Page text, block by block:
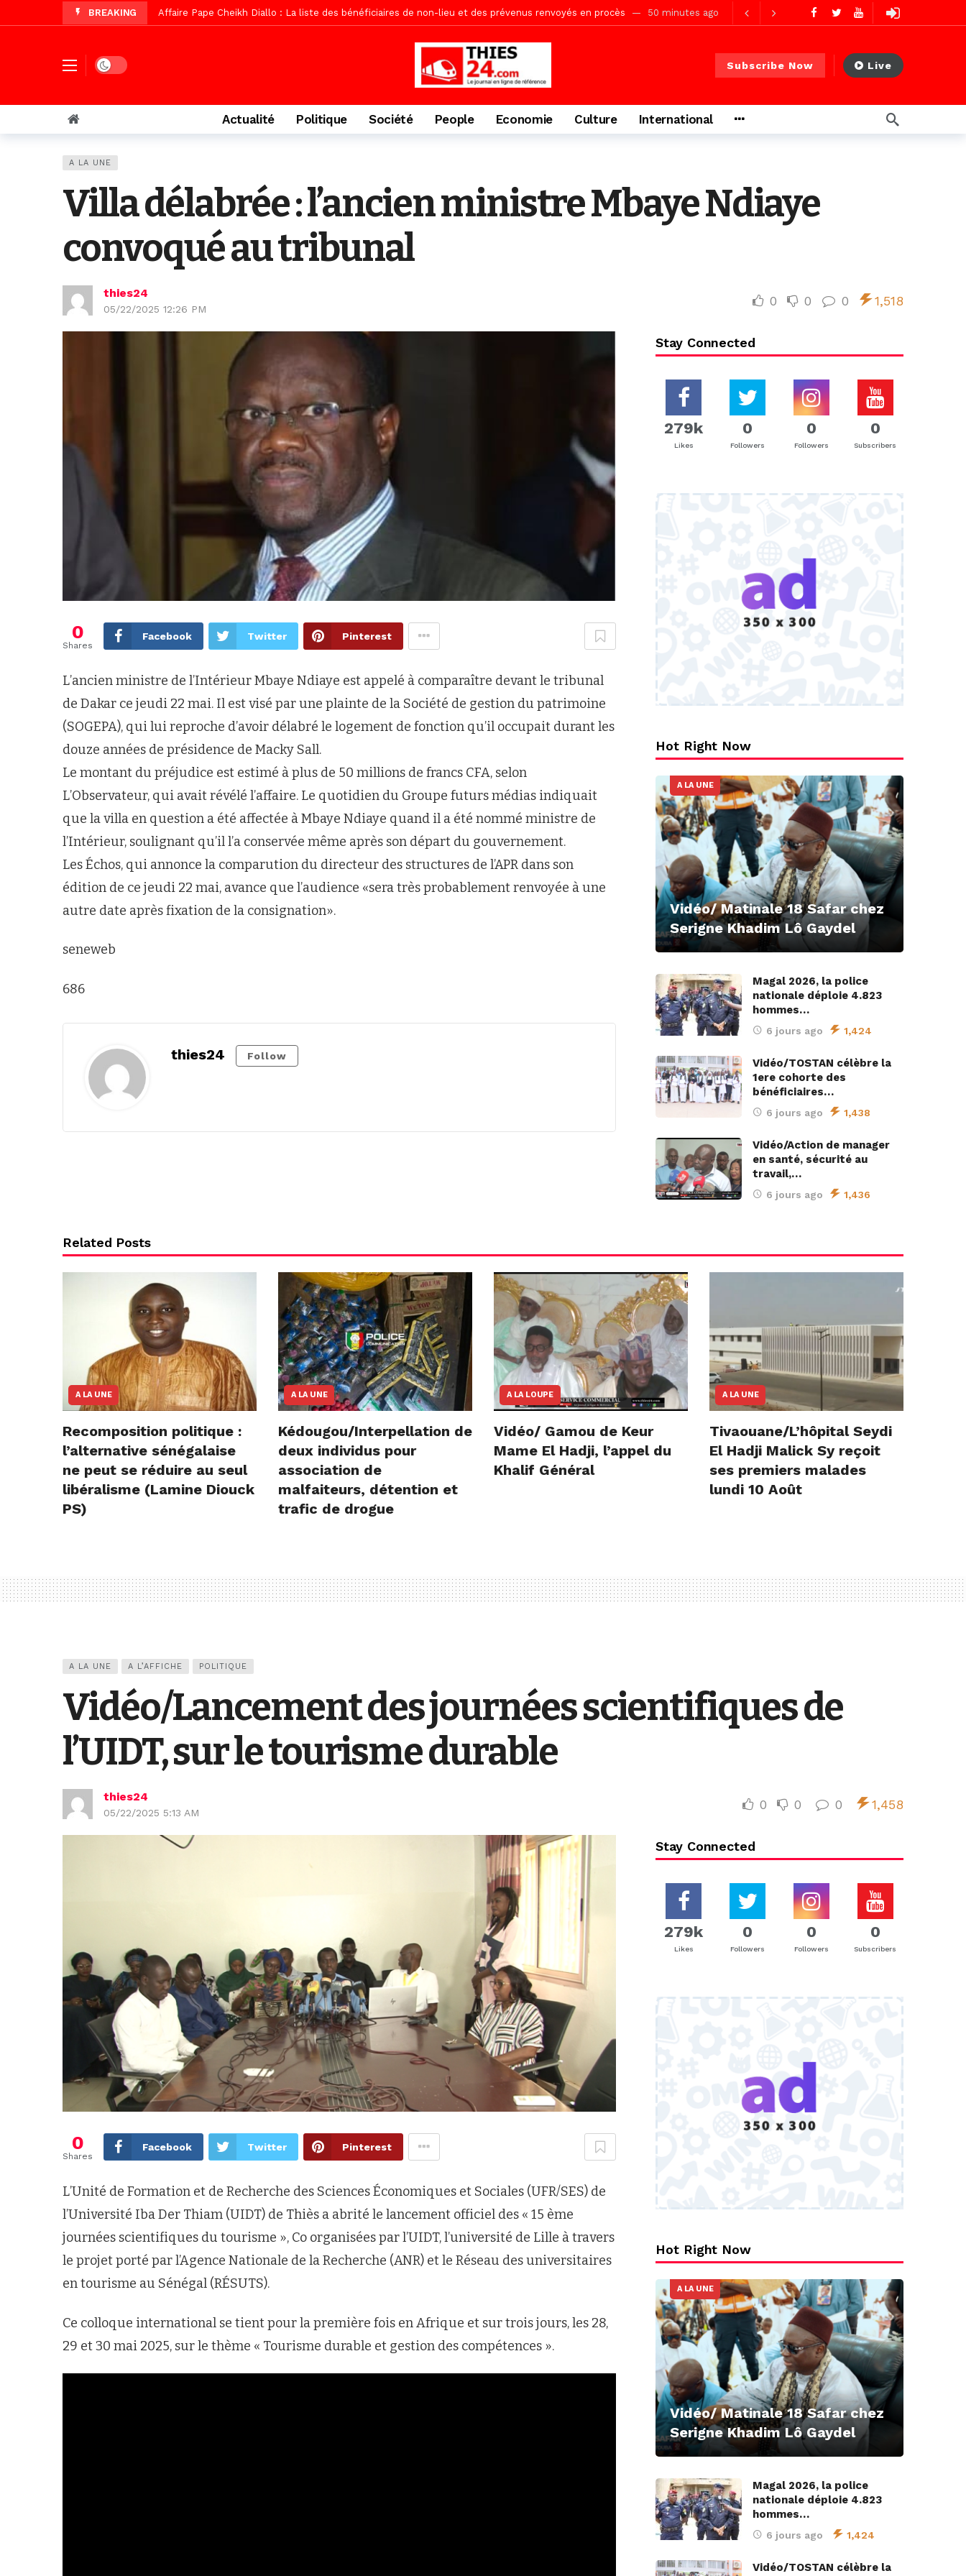
BREAKING Affaire Pape Cheikh Diallo : La liste des bénéficiaires de non-lieu et des prévenus renvoyés en procès 50 minutes ago
Vidéo/ L’arrivée spectaculaire à la gare de Thiès, du dernier train en provenance de Touba
Vidéo/ Grand Thiès en deuil, Cheikh Ndiaye l’initiateur du kurel 18 Safar a péri dans un accident
Vidéo/Gamou Bakhdad chez Boroom Ndaam, sécurité, eau, au coeur des priorités 1 jour ago
Vidéo/Magal Serigne Abdoulaye Yakhine, le Comité d’organisation dévoile ses priorités 1 jour ago
Vidéo/Une première, lancement de vacances agricoles au Lycée Malick Sy de Thiès 33 minutes ago
Dark mode Subscribe Now Live
Actualité Politique Société People Economie Culture International
A LA UNE
Villa délabrée : l’ancien ministre Mbaye Ndiaye
convoqué au tribunal
thies24
05/22/2025 12:26 PM
0 0 0 1,518
0
Shares
Facebook Twitter Pinterest
L’ancien ministre de l’Intérieur Mbaye Ndiaye est appelé à comparaître devant le tribunal
de Dakar ce jeudi 22 mai. Il est visé par une plainte de la Société de gestion du patrimoine
(SOGEPA), qui lui reproche d’avoir délabré le logement de fonction qu’il occupait durant les
douze années de présidence de Macky Sall.
Le montant du préjudice est estimé à plus de 50 millions de francs CFA, selon
L’Observateur, qui avait révélé l’affaire. Le quotidien du Groupe futurs médias indiquait
que la villa en question a été affectée à Mbaye Ndiaye quand il a été nommé ministre de
l’Intérieur, soulignant qu’il l’a conservée même après son départ du gouvernement.
Les Échos, qui annonce la comparution du directeur des structures de l’APR dans son
édition de ce jeudi 22 mai, avance que l’audience «sera très probablement renvoyée à une
autre date après fixation de la consignation».
seneweb
686
thies24 Follow
Stay Connected
279k
Likes
0
Followers
0
Followers
0
Subscribers
Hot Right Now
A LA UNE
Vidéo/ Matinale 18 Safar chez
Serigne Khadim Lô Gaydel
Magal 2026, la police
nationale déploie 4.823
hommes…
6 jours ago 1,424
Vidéo/TOSTAN célèbre la
1ere cohorte des
bénéficiaires…
6 jours ago 1,438
Vidéo/Action de manager
en santé, sécurité au
travail,…
6 jours ago 1,436
Related Posts
A LA UNE
Recomposition politique :
l’alternative sénégalaise
ne peut se réduire au seul
libéralisme (Lamine Diouck
PS)
A LA UNE
Kédougou/Interpellation de
deux individus pour
association de
malfaiteurs, détention et
trafic de drogue
A LA LOUPE
Vidéo/ Gamou de Keur
Mame El Hadji, l’appel du
Khalif Général
A LA UNE
Tivaouane/L’hôpital Seydi
El Hadji Malick Sy reçoit
ses premiers malades
lundi 10 Août
A LA UNE A L’AFFICHE POLITIQUE
Vidéo/Lancement des journées scientifiques de
l’UIDT, sur le tourisme durable
thies24
05/22/2025 5:13 AM
0 0 0 1,458
0
Shares
Facebook Twitter Pinterest
L’Unité de Formation et de Recherche des Sciences Économiques et Sociales (UFR/SES) de
l’Université Iba Der Thiam (UIDT) de Thiès a abrité le lancement officiel des « 15 ème
journées scientifiques du tourisme », Co organisées par l’UIDT, l’université de Lille à travers
le projet porté par l’Agence Nationale de la Recherche (ANR) et le Réseau des universitaires
en tourisme au Sénégal (RÉSUTS).
Ce colloque international se tient pour la première fois en Afrique et sur trois jours, les 28,
29 et 30 mai 2025, sur le thème « Tourisme durable et gestion des compétences ».
Stay Connected
279k
Likes
0
Followers
0
Followers
0
Subscribers
Hot Right Now
A LA UNE
Vidéo/ Matinale 18 Safar chez
Serigne Khadim Lô Gaydel
Magal 2026, la police
nationale déploie 4.823
hommes…
6 jours ago 1,424
Vidéo/TOSTAN célèbre la